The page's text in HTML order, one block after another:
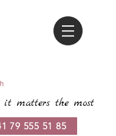
it matters the most
79 555 51 85